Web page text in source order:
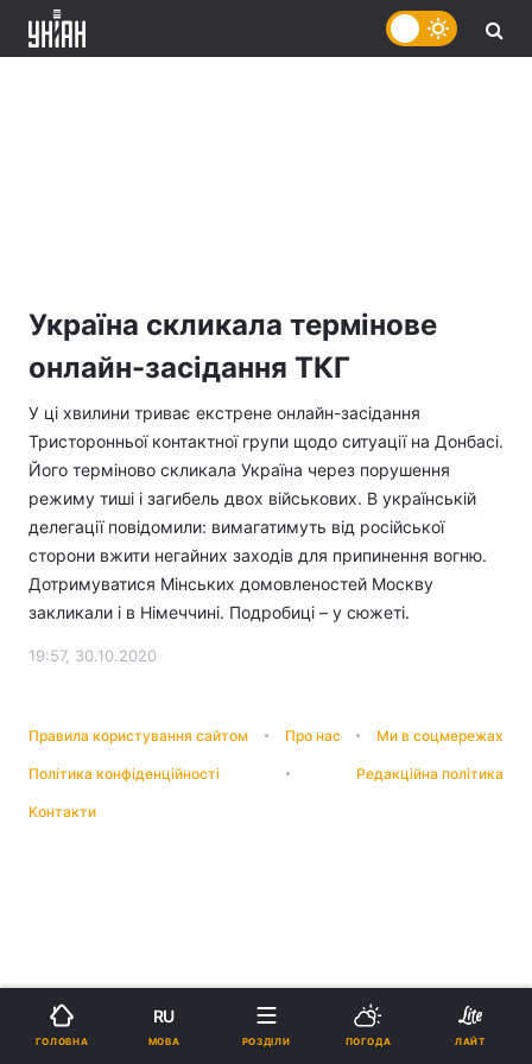
Україна скликала термінове
онлайн-засідання ТКГ
У ці хвилини триває екстрене онлайн-засідання
Тристоронньої контактної групи щодо ситуації на Донбасі.
Його терміново скликала Україна через порушення
режиму тиші і загибель двох військових. В українській
делегації повідомили: вимагатимуть від російської
сторони вжити негайних заходів для припинення вогню.
Дотримуватися Мінських домовленостей Москву
закликали і в Німеччині. Подробиці – у сюжеті.
19:57, 30.10.2020
Правила користування сайтом Про нас Ми в соцмережах
Політика конфіденційності Редакційна політика
Контакти
ГОЛОВНА
RU
МОВА РОЗДІЛИ ПОГОДА ЛАЙТ